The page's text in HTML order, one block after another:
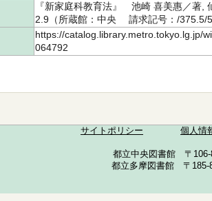
『新家庭科教育法』 池崎 喜美惠／
2.9（所蔵館：中央 請求記号：/
https://catalog.library.metro.tokyo.lg.jp/
064792
サイトポリシー 個人情
都立中央図書館 〒
都立多摩図書館 〒185-